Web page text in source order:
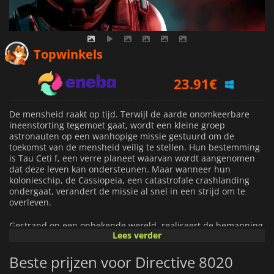
Topwinkels
25.52€
31.99€
De mensheid raakt op tijd. Terwijl de aarde onomkeerbare
ineenstorting tegemoet gaat, wordt een kleine groep
astronauten op een wanhopige missie gestuurd om de
toekomst van de mensheid veilig te stellen. Hun bestemming
is Tau Ceti f, een verre planeet waarvan wordt aangenomen
dat deze leven kan ondersteunen. Maar wanneer hun
kolonieschip, de Cassiopeia, een catastrofale crashlanding
ondergaat, verandert de missie al snel in een strijd om te
overleven.
Gestrand op een onbekende wereld, realiseert de bemanning
zich al snel dat de grootste dreiging niet de planeet zelf is.
geïnfiltreerd en kan mensen met angstaanjagende precisie
imiteren. Terwijl paranoia zich onder de overlevenden
Lees verder
Beste prijzen voor Directive 8020